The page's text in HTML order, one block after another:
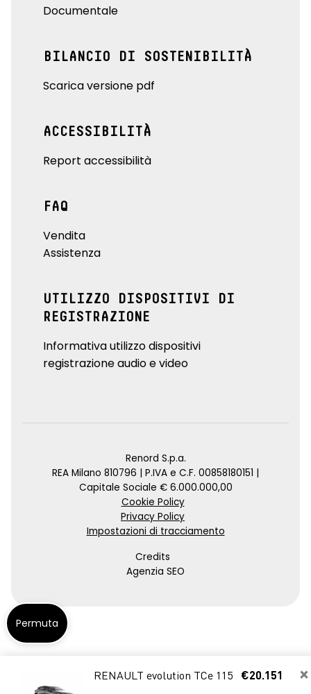
×
RENAULT evolution TCe 115 €20.151
Documentale
BILANCIO DI SOSTENIBILITÀ
Scarica versione pdf
ACCESSIBILITÀ
Report accessibilità
FAQ
Vendita
Assistenza
UTILIZZO DISPOSITIVI DI
REGISTRAZIONE
Informativa utilizzo dispositivi
registrazione audio e video
Renord S.p.a.
REA Milano 810796 | P.IVA e C.F. 00858180151 |
Capitale Sociale € 6.000.000,00
Cookie Policy
Privacy Policy
Impostazioni di tracciamento
Credits
Agenzia SEO
Permuta